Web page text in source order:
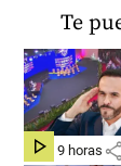
Te
hace 9 horas share